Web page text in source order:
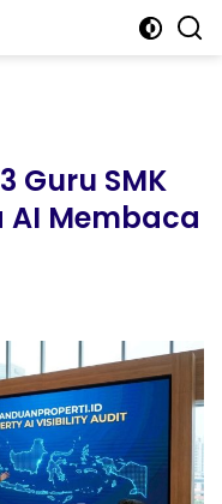
Guru SMK
Membaca